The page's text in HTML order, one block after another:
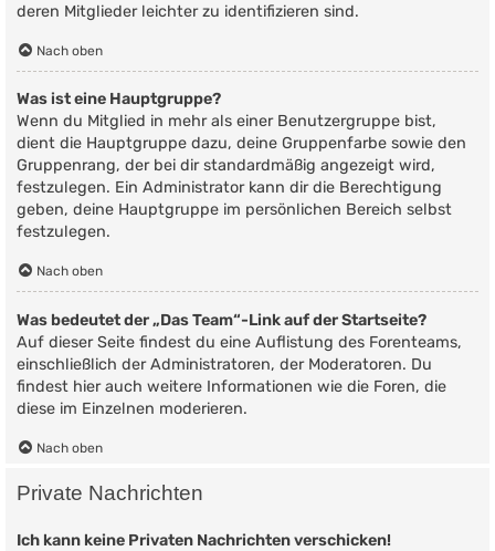
deren Mitglieder leichter zu identifizieren sind.
Nach oben
Was ist eine Hauptgruppe?
Wenn du Mitglied in mehr als einer Benutzergruppe bist,
dient die Hauptgruppe dazu, deine Gruppenfarbe sowie den
Gruppenrang, der bei dir standardmäßig angezeigt wird,
festzulegen. Ein Administrator kann dir die Berechtigung
geben, deine Hauptgruppe im persönlichen Bereich selbst
festzulegen.
Nach oben
Was bedeutet der „Das Team“-Link auf der Startseite?
Auf dieser Seite findest du eine Auflistung des Forenteams,
einschließlich der Administratoren, der Moderatoren. Du
findest hier auch weitere Informationen wie die Foren, die
diese im Einzelnen moderieren.
Nach oben
Private Nachrichten
Ich kann keine Privaten Nachrichten verschicken!